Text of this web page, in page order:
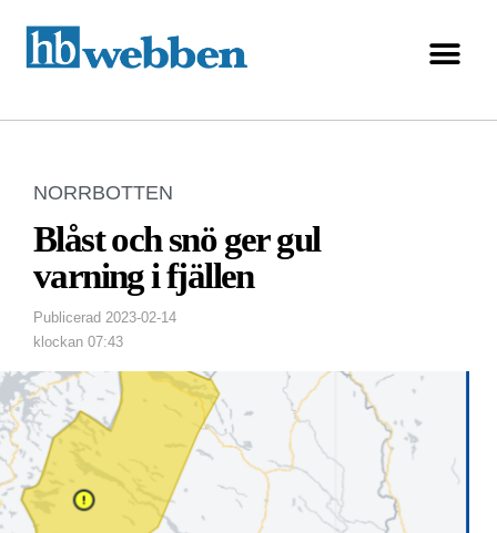
NORRBOTTEN
Blåst och snö ger gul
varning i fjällen
Publicerad 2023-02-14
klockan 07:43